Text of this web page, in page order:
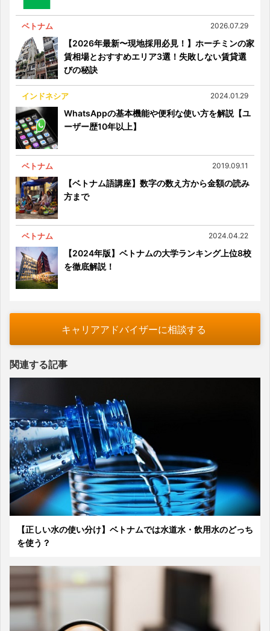
ベトナム 2026.07.29
【2026年最新〜現地採用必見！】ホーチミンの家
賃相場とおすすめエリア3選！失敗しない賃貸選
びの秘訣
インドネシア 2024.01.29
WhatsAppの基本機能や便利な使い方を解説【ユ
ーザー歴10年以上】
ベトナム 2019.09.11
【ベトナム語講座】数字の数え方から金額の読み
方まで
ベトナム 2024.04.22
【2024年版】ベトナムの大学ランキング上位8校
を徹底解説！
キャリアアドバイザーに相談する
関連する記事
【正しい水の使い分け】ベトナムでは水道水・飲用水のどっち
を使う？